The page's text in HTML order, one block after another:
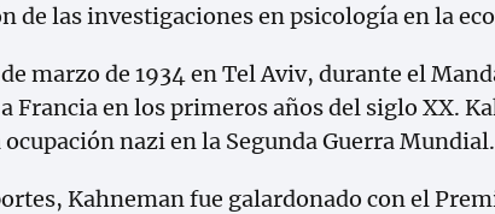
de las investigaciones en psicología en la
marzo de 1934 en Tel Aviv, durante el
Francia en los primeros años del siglo XX.
nazi en la Segunda Guerra Mundial.
Kahneman fue galardonado con el